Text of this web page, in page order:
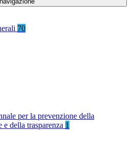
70
per la prevenzione della
e della trasparenza 1